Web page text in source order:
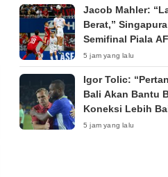
Jacob Mahler:
Berat,”
Semifinal Piala
Singkirkan
5 jam yang lalu
Igor Tolic:
Bali Akan Bantu
Koneksi Lebih
Antarpemain
5 jam yang lalu